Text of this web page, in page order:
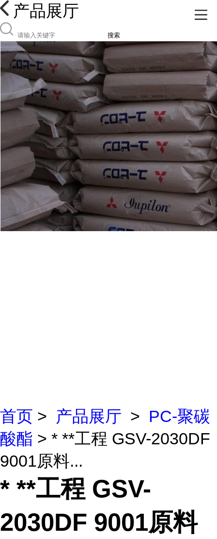
产品展厅
搜索
首页 > 产品展厅 > PC-聚碳
酸酯 > * **工程 GSV-2030DF
9001原料...
* **工程 GSV-
2030DF 9001原料